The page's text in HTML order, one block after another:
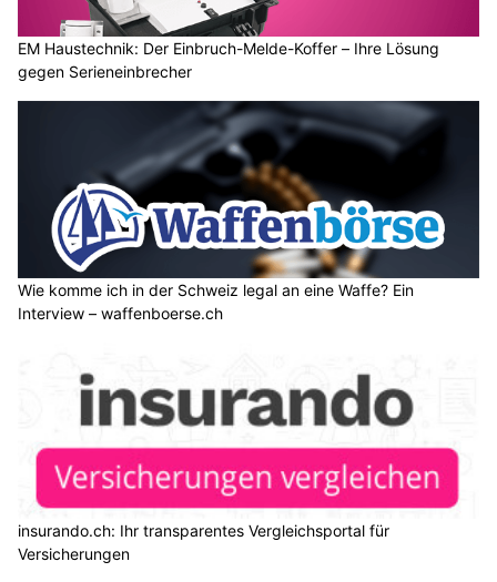
EM Haustechnik: Der Einbruch-Melde-Koffer – Ihre Lösung
gegen Serieneinbrecher
Wie komme ich in der Schweiz legal an eine Waffe? Ein
Interview – waffenboerse.ch
insurando.ch: Ihr transparentes Vergleichsportal für
Versicherungen